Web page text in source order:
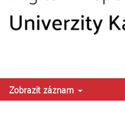
Zobrazit záznam